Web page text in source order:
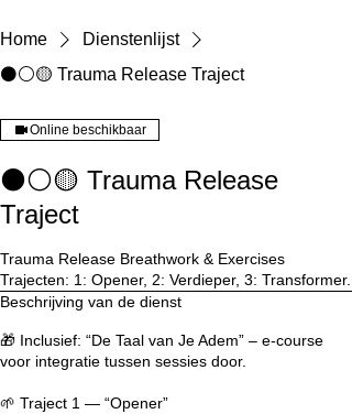
Home
Dienstenlijst
⚫⚪🟡 Trauma Release Traject
Online beschikbaar
⚫⚪🟡 Trauma Release
Traject
Trauma Release Breathwork & Exercises
Trajecten: 1: Opener, 2: Verdieper, 3: Transformer.
Beschrijving van de dienst
🎁 Inclusief: “De Taal van Je Adem” – e-course
voor integratie tussen sessies door.
🌱 Traject 1 — “Opener”